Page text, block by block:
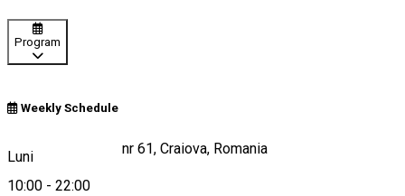
Program
Weekly Schedule
Luni
10:00 - 22:00
Calea Severinului, nr 61, Craiova, Romania